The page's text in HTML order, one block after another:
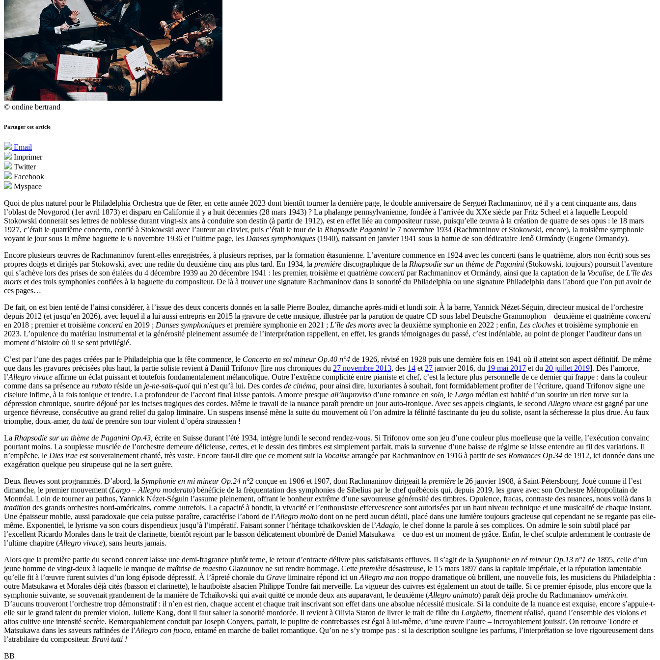
© ondine bertrand
Partager cet article
Email
Imprimer
Twitter
Facebook
Myspace
Quoi de plus naturel pour le Philadelphia Orchestra que de fêter, en cette année 2023 dont bientôt tourner la dernière page, le double anniversaire de Sergueï Rachmaninov, né il y a cent cinquante ans, dans
l’oblast de Novgorod (1er avril 1873) et disparu en Californie il y a huit décennies (28 mars 1943) ? La phalange pennsylvanienne, fondée à l’arrivée du XXe siècle par Fritz Scheel et à laquelle Leopold
Stokowski donnerait ses lettres de noblesse durant vingt-six ans à conduire son destin (à partir de 1912), est en effet liée au compositeur russe, puisqu’elle œuvra à la création de quatre de ses opus : le 18 mars
1927, c’était le quatrième concerto, confié à Stokowski avec l’auteur au clavier, puis c’était le tour de la Rhapsodie Paganini le 7 novembre 1934 (Rachmaninov et Stokowski, encore), la troisième symphonie
voyant le jour sous la même baguette le 6 novembre 1936 et l’ultime page, les Danses symphoniques (1940), naissant en janvier 1941 sous la battue de son dédicataire Jenő Ormándy (Eugene Ormandy).
Encore plusieurs œuvres de Rachmaninov furent-elles enregistrées, à plusieurs reprises, par la formation étasunienne. L’aventure commence en 1924 avec les concerti (sans le quatrième, alors non écrit) sous ses
propres doigts et dirigés par Stokowski, avec une redite du deuxième cinq ans plus tard. En 1934, la première discographique de la Rhapsodie sur un thème de Paganini (Stokowski, toujours) poursuit l’aventure
qui s’achève lors des prises de son étalées du 4 décembre 1939 au 20 décembre 1941 : les premier, troisième et quatrième concerti par Rachmaninov et Ormándy, ainsi que la captation de la Vocalise, de L’île des
morts et des trois symphonies confiées à la baguette du compositeur. De là à trouver une signature Rachmaninov dans la sonorité du Philadelphia ou une signature Philadelphia dans l’abord que l’on put avoir de
ces pages…
De fait, on est bien tenté de l’ainsi considérer, à l’issue des deux concerts donnés en la salle Pierre Boulez, dimanche après-midi et lundi soir. À la barre, Yannick Nézet-Séguin, directeur musical de l’orchestre
depuis 2012 (et jusqu’en 2026), avec lequel il a lui aussi entrepris en 2015 la gravure de cette musique, illustrée par la parution de quatre CD sous label Deutsche Grammophon – deuxième et quatrième concerti
en 2018 ; premier et troisième concerti en 2019 ; Danses symphoniques et première symphonie en 2021 ; L’île des morts avec la deuxième symphonie en 2022 ; enfin, Les cloches et troisième symphonie en
2023. L’opulence du matériau instrumental et la générosité pleinement assumée de l’interprétation rappellent, en effet, les grands témoignages du passé, c’est indéniable, au point de plonger l’auditeur dans un
moment d’histoire où il se sent privilégié.
C’est par l’une des pages créées par le Philadelphia que la fête commence, le Concerto en sol mineur Op.40 n°4 de 1926, révisé en 1928 puis une dernière fois en 1941 où il atteint son aspect définitif. De même
que dans les gravures précisées plus haut, la partie soliste revient à Daniil Trifonov [lire nos chroniques du 27 novembre 2013, des 14 et 27 janvier 2016, du 19 mai 2017 et du 20 juillet 2019]. Dès l’amorce,
l’Allegro vivace affirme un éclat puissant et toutefois fondamentalement mélancolique. Outre l’extrême complicité entre pianiste et chef, c’est la lecture plus personnelle de ce dernier qui frappe : dans la couleur
comme dans sa présence au rubato réside un je-ne-sais-quoi qui n’est qu’à lui. Des cordes de cinéma, pour ainsi dire, luxuriantes à souhait, font formidablement profiter de l’écriture, quand Trifonov signe une
ciselure infime, à la fois tonique et tendre. La profondeur de l’accord final laisse pantois. Amorce presque all’improviso d’une romance en solo, le Largo médian est habité d’un sourire un rien torve sur la
dépression chronique, sourire déjoué par les incises tragiques des cordes. Même le travail de la nuance paraît prendre un jour auto-ironique. Avec ses appels cinglants, le second Allegro vivace est gagné par une
urgence fiévreuse, consécutive au grand relief du galop liminaire. Un suspens insensé mène la suite du mouvement où l’on admire la félinité fascinante du jeu du soliste, osant la sécheresse la plus drue. Au faux
triomphe, doux-amer, du tutti de prendre son tour violent d’opéra straussien !
La Rhapsodie sur un thème de Paganini Op.43, écrite en Suisse durant l’été 1934, intègre lundi le second rendez-vous. Si Trifonov orne son jeu d’une couleur plus moelleuse que la veille, l’exécution convainc
pourtant moins. La souplesse musclée de l’orchestre demeure délicieuse, certes, et le dessin des timbres est simplement parfait, mais la survenue d’une baisse de régime se laisse entendre au fil des variations. Il
n’empêche, le Dies irae est souverainement chanté, très vaste. Encore faut-il dire que ce moment suit la Vocalise arrangée par Rachmaninov en 1916 à partir de ses Romances Op.34 de 1912, ici donnée dans une
exagération quelque peu sirupeuse qui ne la sert guère.
Deux fleuves sont programmés. D’abord, la Symphonie en mi mineur Op.24 n°2 conçue en 1906 et 1907, dont Rachmaninov dirigeait la première le 26 janvier 1908, à Saint-Pétersbourg. Joué comme il l’est
dimanche, le premier mouvement (Largo – Allegro moderato) bénéficie de la fréquentation des symphonies de Sibelius par le chef québécois qui, depuis 2019, les grave avec son Orchestre Métropolitain de
Montréal. Loin de tourner au pathos, Yannick Nézet-Séguin l’assume pleinement, offrant le bonheur extrême d’une savoureuse générosité des timbres. Opulence, fracas, contraste des nuances, nous voilà dans la
tradition des grands orchestres nord-américains, comme autrefois. La capacité à bondir, la vivacité et l’enthousiaste effervescence sont autorisées par un haut niveau technique et une musicalité de chaque instant.
Une épaisseur mobile, aussi paradoxale que cela puisse paraître, caractérise l’abord de l’Allegro molto dont on ne perd aucun détail, placé dans une lumière toujours gracieuse qui cependant ne se regarde pas elle-
même. Exponentiel, le lyrisme va son cours dispendieux jusqu’à l’impératif. Faisant sonner l’héritage tchaïkovskien de l’Adagio, le chef donne la parole à ses complices. On admire le soin subtil placé par
l’excellent Ricardo Morales dans le trait de clarinette, bientôt rejoint par le basson délicatement obombré de Daniel Matsukawa – ce duo est un moment de grâce. Enfin, le chef sculpte ardemment le contraste de
l’ultime chapitre (Allegro vivace), sans heurts jamais.
Alors que la première partie du second concert laisse une demi-fragrance plutôt terne, le retour d’entracte délivre plus satisfaisants effluves. Il s’agit de la Symphonie en ré mineur Op.13 n°1 de 1895, celle d’un
jeune homme de vingt-deux à laquelle le manque de maîtrise de maestro Glazounov ne sut rendre hommage. Cette première désastreuse, le 15 mars 1897 dans la capitale impériale, et la réputation lamentable
qu’elle fit à l’œuvre furent suivies d’un long épisode dépressif. À l’âpreté chorale du Grave liminaire répond ici un Allegro ma non troppo dramatique où brillent, une nouvelle fois, les musiciens du Philadelphia :
outre Matsukawa et Morales déjà cités (basson et clarinette), le hautboïste alsacien Philippe Tondre fait merveille. La vigueur des cuivres est également un atout de taille. Si ce premier épisode, plus encore que la
symphonie suivante, se souvenait grandement de la manière de Tchaïkovski qui avait quitté ce monde deux ans auparavant, le deuxième (Allegro animato) paraît déjà proche du Rachmaninov américain.
D’aucuns trouveront l’orchestre trop démonstratif : il n’en est rien, chaque accent et chaque trait inscrivant son effet dans une absolue nécessité musicale. Si la conduite de la nuance est exquise, encore s’appuie-t-
elle sur le grand talent du premier violon, Juliette Kang, dont il faut saluer la sonorité mordorée. Il revient à Olivia Staton de livrer le trait de flûte du Larghetto, finement réalisé, quand l’ensemble des violons et
altos cultive une intensité secrète. Remarquablement conduit par Joseph Conyers, parfait, le pupitre de contrebasses est égal à lui-même, d’une œuvre l’autre – incroyablement jouissif. On retrouve Tondre et
Matsukawa dans les saveurs raffinées de l’Allegro con fuoco, entamé en marche de ballet romantique. Qu’on ne s’y trompe pas : si la description souligne les parfums, l’interprétation se love rigoureusement dans
l’atrabilaire du compositeur. Bravi tutti !
BB